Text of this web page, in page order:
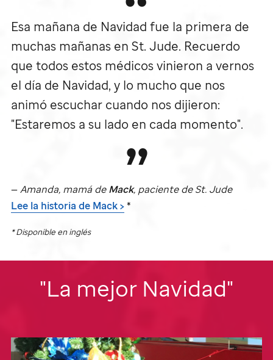
Esa mañana de Navidad fue la primera de
muchas mañanas en St. Jude. Recuerdo
que todos estos médicos vinieron a vernos
el día de Navidad, y lo mucho que nos
animó escuchar cuando nos dijieron:
"Estaremos a su lado en cada momento".
—Amanda, mamá deMack, paciente deSt. Jude
Lee la historia de Mack >*
* Disponible en inglés
"La mejor Navidad"